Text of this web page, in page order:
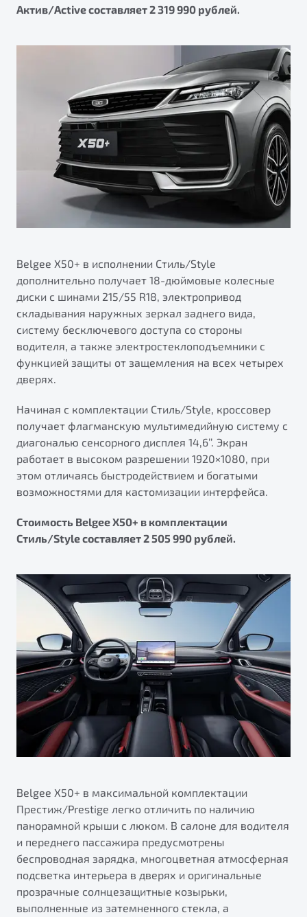
Актив/Active составляет 2 319 990 рублей.
Belgee X50+ в исполнении Стиль/Style
дополнительно получает 18-дюймовые колесные
диски с шинами 215/55 R18, электропривод
складывания наружных зеркал заднего вида,
систему бесключевого доступа со стороны
водителя, а также электростеклоподъемники с
функцией защиты от защемления на всех четырех
дверях.
Начиная с комплектации Стиль/Style, кроссовер
получает флагманскую мультимедийную систему с
диагональю сенсорного дисплея 14,6’’. Экран
работает в высоком разрешении 1920×1080, при
этом отличаясь быстродействием и богатыми
возможностями для кастомизации интерфейса.
Стоимость Belgee X50+ в комплектации
Стиль/Style составляет 2 505 990 рублей.
Belgee X50+ в максимальной комплектации
Престиж/Prestige легко отличить по наличию
панорамной крыши с люком. В салоне для водителя
и переднего пассажира предусмотрены
беспроводная зарядка, многоцветная атмосферная
подсветка интерьера в дверях и оригинальные
прозрачные солнцезащитные козырьки,
выполненные из затемненного стекла, а